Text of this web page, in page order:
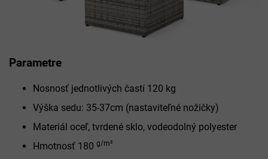
Parametre
Nosnosť jednotlivých častí 120 kg
Výška sedu: 35-37cm (nastaviteľné nožičky)
Materiál oceľ, tvrdené sklo, vodeodolný polyester
Hmotnosť 180 g/m²